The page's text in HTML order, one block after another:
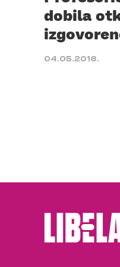
dobila
04.05.2016.